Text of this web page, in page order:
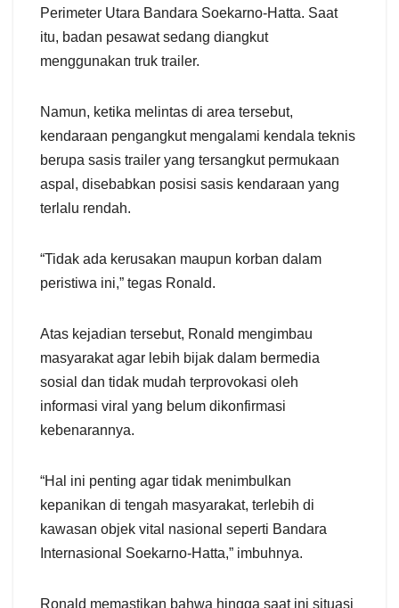
Perimeter Utara Bandara Soekarno-Hatta. Saat
itu, badan pesawat sedang diangkut
menggunakan truk trailer.
Namun, ketika melintas di area tersebut,
kendaraan pengangkut mengalami kendala teknis
berupa sasis trailer yang tersangkut permukaan
aspal, disebabkan posisi sasis kendaraan yang
terlalu rendah.
“Tidak ada kerusakan maupun korban dalam
peristiwa ini,” tegas Ronald.
Atas kejadian tersebut, Ronald mengimbau
masyarakat agar lebih bijak dalam bermedia
sosial dan tidak mudah terprovokasi oleh
informasi viral yang belum dikonfirmasi
kebenarannya.
“Hal ini penting agar tidak menimbulkan
kepanikan di tengah masyarakat, terlebih di
kawasan objek vital nasional seperti Bandara
Internasional Soekarno-Hatta,” imbuhnya.
Ronald memastikan bahwa hingga saat ini situasi